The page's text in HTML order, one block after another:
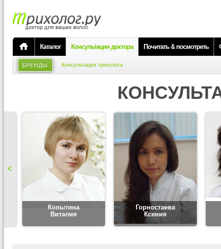
Каталог Консультация доктора Почитать & посмотреть
БРЕНДЫ Консультация трихолога
Копытина
Виталия
Горностаева
Ксения